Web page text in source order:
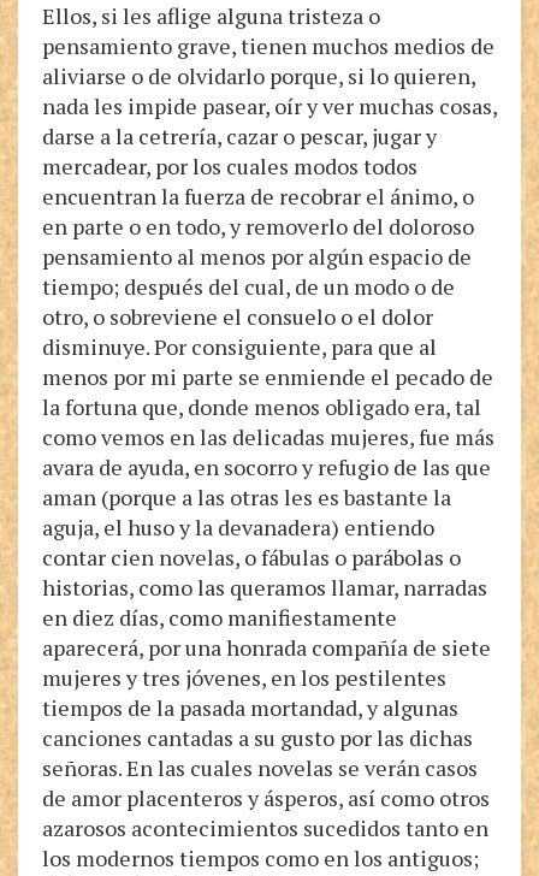
Ellos, si les aflige alguna tristeza o
pensamiento grave, tienen muchos medios de
aliviarse o de olvidarlo porque, si lo quieren,
nada les impide pasear, oír y ver muchas cosas,
darse a la cetrería, cazar o pescar, jugar y
mercadear, por los cuales modos todos
encuentran la fuerza de recobrar el ánimo, o
en parte o en todo, y removerlo del doloroso
pensamiento al menos por algún espacio de
tiempo; después del cual, de un modo o de
otro, o sobreviene el consuelo o el dolor
disminuye. Por consiguiente, para que al
menos por mi parte se enmiende el pecado de
la fortuna que, donde menos obligado era, tal
como vemos en las delicadas mujeres, fue más
avara de ayuda, en socorro y refugio de las que
aman (porque a las otras les es bastante la
aguja, el huso y la devanadera) entiendo
contar cien novelas, o fábulas o parábolas o
historias, como las queramos llamar, narradas
en diez días, como manifiestamente
aparecerá, por una honrada compañía de siete
mujeres y tres jóvenes, en los pestilentes
tiempos de la pasada mortandad, y algunas
canciones cantadas a su gusto por las dichas
señoras. En las cuales novelas se verán casos
de amor placenteros y ásperos, así como otros
azarosos acontecimientos sucedidos tanto en
los modernos tiempos como en los antiguos;